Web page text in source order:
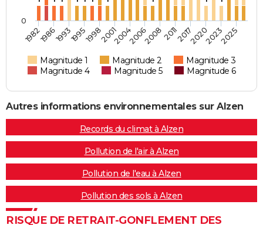
Magnitude 1 Magnitude 2
Magnitude 3
Magnitude 4
Magnitude 5 Magnitude 6
19821986199319951998200120042006200820112017202020232025
0
Autres informations environnementales sur Alzen
Records du climat à Alzen
Pollution de l'air à Alzen
Pollution de l'eau à Alzen
Pollution des sols à Alzen
RISQUE DE RETRAIT-GONFLEMENT DES